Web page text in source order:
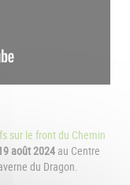
sur le front du Chemin
août 2024 au Centre
du Dragon.